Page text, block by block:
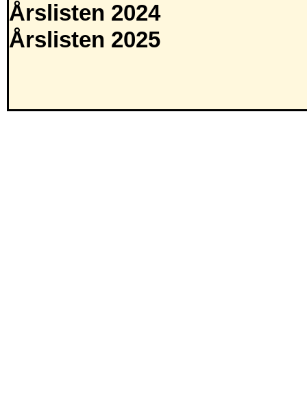
Årslisten 2024
Årslisten 2025